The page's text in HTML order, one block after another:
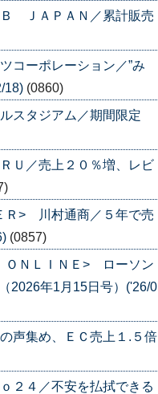
ＪＡＰＡＮ／累計販売
ーポレーション／”み
18) (0860)
スタジアム／期間限定
Ｕ／売上２０％増、レビ
Ｒ> 川村通商／５年で売
(0857)
ＮＬＩＮＥ> ローソン
2026年1月15日号）('26/0
声集め、ＥＣ売上１.５倍
２４／不安を払拭できる